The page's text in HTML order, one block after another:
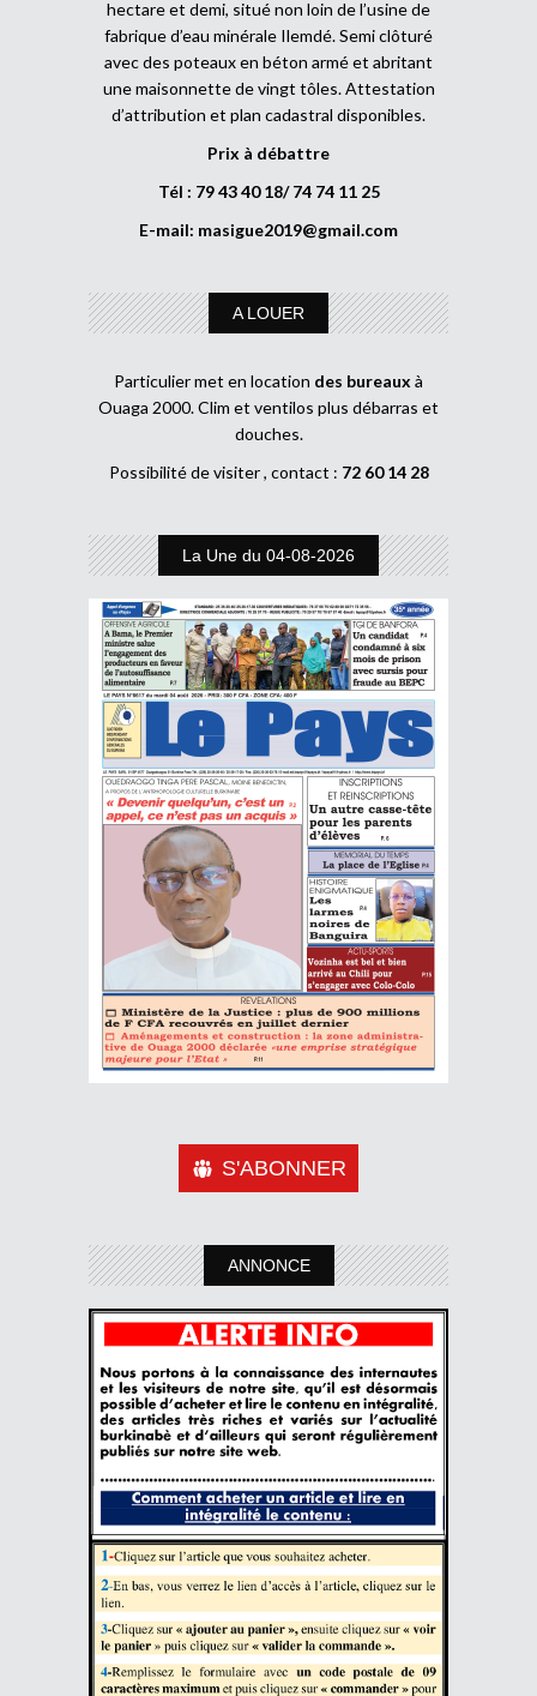
hectare et demi, situé non loin de l’usine de
fabrique d’eau minérale Ilemdé. Semi clôturé
avec des poteaux en béton armé et abritant
une maisonnette de vingt tôles. Attestation
d’attribution et plan cadastral disponibles.
Prix à débattre
Tél : 79 43 40 18/ 74 74 11 25
E-mail: masigue2019@gmail.com
A LOUER
Particulier met en location des bureaux à
Ouaga 2000. Clim et ventilos plus débarras et
douches.
Possibilité de visiter , contact : 72 60 14 28
La Une du 04-08-2026
S'ABONNER
ANNONCE